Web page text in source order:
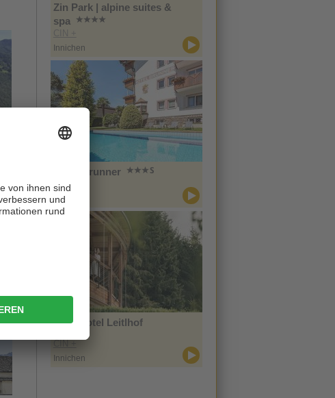
Zin Park | alpine suites &
spa
CIN +
Innichen
Hotel Brunner
CIN +
Meran
Naturhotel Leitlhof
Innichen